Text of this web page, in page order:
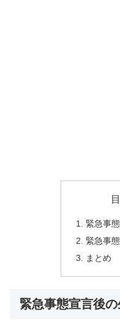
緊急事
緊急事
まとめ
緊急事態宣言後